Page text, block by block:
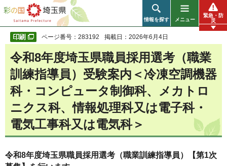
彩の国 埼玉県
情報を探す メニュー
緊急・防
災
ページ番号：283192 掲載日：2026年6月4日
令和8年度埼玉県職員採用選考（職業
訓練指導員）受験案内＜冷凍空調機器
科・コンピュータ制御科、メカトロ
ニクス科、情報処理科又は電子科・
電気工事科又は電気科＞
令和8年度埼玉県職員採用選考（職業訓練指導員）【第1次